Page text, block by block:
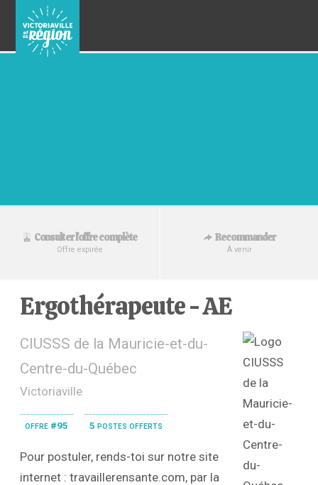
Consulter l'offre complète
Offre expirée
Recommander
À venir
Ergothérapeute - AE
CIUSSS de la Mauricie-et-du-
Centre-du-Québec
Victoriaville
offre #95 5 postes offerts
Pour postuler, rends-toi sur notre site
internet : travaillerensante.com, par la